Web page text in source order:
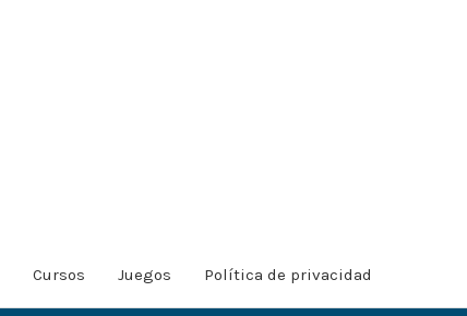
Cursos Juegos Política de privacidad